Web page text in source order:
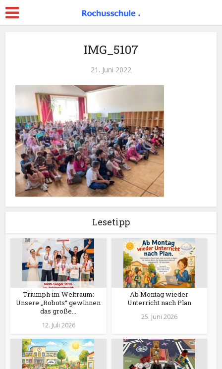
IMG_5107
21. Juni 2022
Lesetipp
Triumph im Weltraum:
Unsere „Robots“ gewinnen
das große...
12. Juli 2026
Ab Montag wieder
Unterricht nach Plan
25. Juni 2026